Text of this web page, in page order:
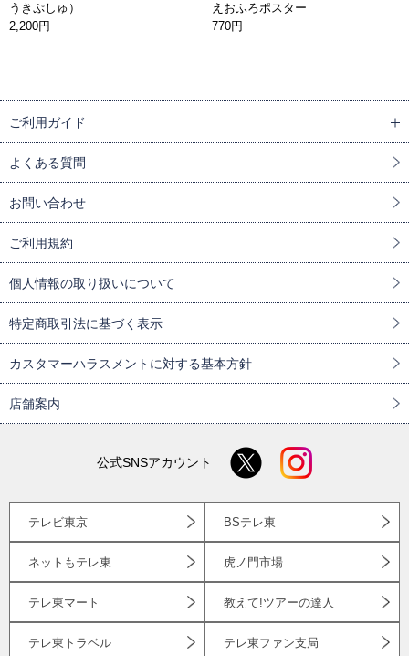
うきぷしゅ）
2,200円
えおふろポスター
770円
ご利用ガイド
よくある質問
お問い合わせ
ご利用規約
個人情報の取り扱いについて
特定商取引法に基づく表示
カスタマーハラスメントに対する基本方針
店舗案内
公式SNSアカウント
テレビ東京 BSテレ東
ネットもテレ東 虎ノ門市場
テレ東マート 教えて!ツアーの達人
テレ東トラベル テレ東ファン支局